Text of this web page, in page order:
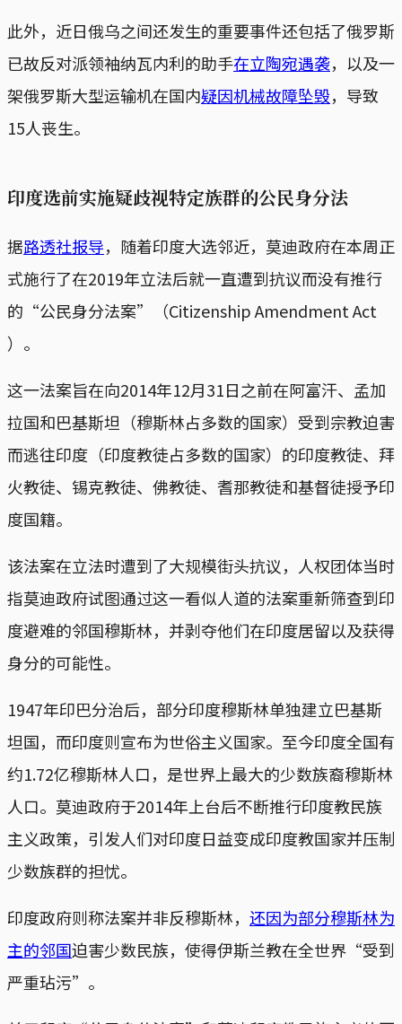
此外，近日俄乌之间还发生的重要事件还包括了俄罗斯
已故反对派领袖纳瓦内利的助手在立陶宛遇袭，以及一
架俄罗斯大型运输机在国内疑因机械故障坠毁，导致
15人丧生。
印度选前实施疑歧视特定族群的公民身分法
据路透社报导，随着印度大选邻近，莫迪政府在本周正
式施行了在2019年立法后就一直遭到抗议而没有推行
的“公民身分法案”（Citizenship Amendment Act
）。
这一法案旨在向2014年12月31日之前在阿富汗、孟加
拉国和巴基斯坦（穆斯林占多数的国家）受到宗教迫害
而逃往印度（印度教徒占多数的国家）的印度教徒、拜
火教徒、锡克教徒、佛教徒、耆那教徒和基督徒授予印
度国籍。
该法案在立法时遭到了大规模街头抗议，人权团体当时
指莫迪政府试图通过这一看似人道的法案重新筛查到印
度避难的邻国穆斯林，并剥夺他们在印度居留以及获得
身分的可能性。
1947年印巴分治后，部分印度穆斯林单独建立巴基斯
坦国，而印度则宣布为世俗主义国家。至今印度全国有
约1.72亿穆斯林人口，是世界上最大的少数族裔穆斯林
人口。莫迪政府于2014年上台后不断推行印度教民族
主义政策，引发人们对印度日益变成印度教国家并压制
少数族群的担忧。
印度政府则称法案并非反穆斯林， 还因为部分穆斯林为
主的邻国迫害少数民族，使得伊斯兰教在全世界“受到
严重玷污”。